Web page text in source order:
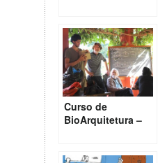
Curso de
BioArquitetura –